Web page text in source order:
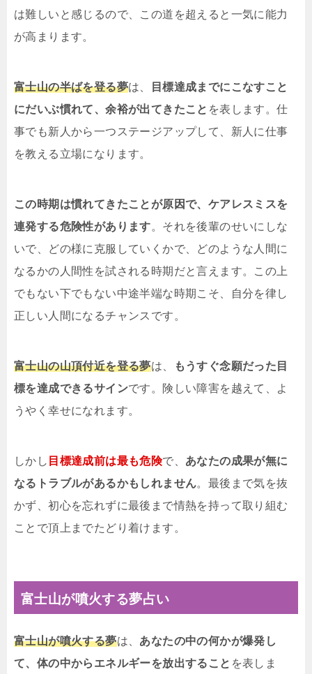
は難しいと感じるので、この道を超えると一気に能力
が高まります。
富士山の半ばを登る夢は、
目標達成までにこなすこと
にだいぶ慣れて、余裕が出てきたこと を表します。仕
事でも新人から一つステージアップして、新人に仕事
を教える立場になります。
この時期は慣れてきたことが原因で、ケアレスミスを
連発する危険性があります。それを後輩のせいにしな
いで、どの様に克服していくかで、どのような人間に
なるかの人間性を試される時期だと言えます。この上
でもない下でもない中途半端な時期こそ、自分を律し
正しい人間になるチャンスです。
富士山の山頂付近を登る夢は、
もうすぐ念願だった目
標を達成できるサインです。険しい障害を越えて、よ
うやく幸せになれます。
しかし 目標達成前は最も危険で、 あなたの成果が無に
なるトラブルがあるかもしれません。最後まで気を抜
かず、初心を忘れずに最後まで情熱を持って取り組む
ことで頂上までたどり着けます。
富士山が噴火する夢占い
富士山が噴火する夢は、 あなたの中の何かが爆発し
て、体の中からエネルギーを放出すること を表しま